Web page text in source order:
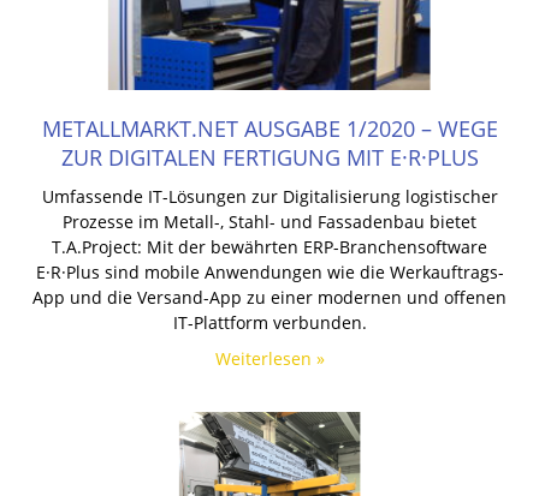
METALLMARKT.NET AUSGABE 1/2020 – WEGE
ZUR DIGITALEN FERTIGUNG MIT E·R·PLUS
Umfassende IT-Lösungen zur Digitalisierung logistischer
Prozesse im Metall-, Stahl- und Fassadenbau bietet
T.A.Project: Mit der bewährten ERP-Branchensoftware
E·R·Plus sind mobile Anwendungen wie die Werkauftrags-
App und die Versand-App zu einer modernen und offenen
IT-Plattform verbunden.
Weiterlesen »